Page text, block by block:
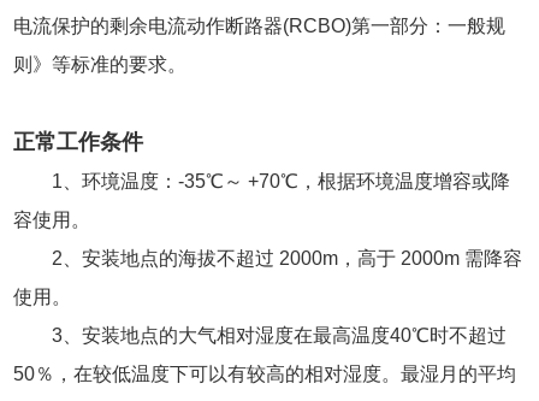
电流保护的剩余电流动作断路器(RCBO)第一部分：一般规
则》等标准的要求。
正常工作条件
1、环境温度：-35℃～ +70℃，根据环境温度增容或降
容使用。
2、安装地点的海拔不超过 2000m，高于 2000m 需降容
使用。
3、安装地点的大气相对湿度在最高温度40℃时不超过
50％，在较低温度下可以有较高的相对湿度。最湿月的平均